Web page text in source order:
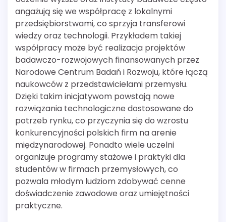
angażują się we współpracę z lokalnymi
przedsiębiorstwami, co sprzyja transferowi
wiedzy oraz technologii. Przykładem takiej
współpracy może być realizacja projektów
badawczo-rozwojowych finansowanych przez
Narodowe Centrum Badań i Rozwoju, które łączą
naukowców z przedstawicielami przemysłu.
Dzięki takim inicjatywom powstają nowe
rozwiązania technologiczne dostosowane do
potrzeb rynku, co przyczynia się do wzrostu
konkurencyjności polskich firm na arenie
międzynarodowej. Ponadto wiele uczelni
organizuje programy stażowe i praktyki dla
studentów w firmach przemysłowych, co
pozwala młodym ludziom zdobywać cenne
doświadczenie zawodowe oraz umiejętności
praktyczne.